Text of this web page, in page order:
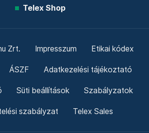
Telex Shop
Zrt. Impresszum Etikai kódex
ÁSZF Adatkezelési tájékoztató
Süti beállítások Szabályzatok
szabályzat Telex Sales